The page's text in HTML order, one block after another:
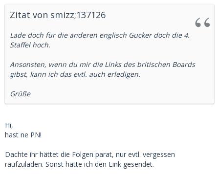
Zitat von smizz;137126
Lade doch für die anderen englisch Gucker doch die 4.
Staffel hoch.
Ansonsten, wenn du mir die Links des britischen Boards
gibst, kann ich das evtl. auch erledigen.
Grüße
Hi,
hast ne PN!
Dachte ihr hättet die Folgen parat, nur evtl. vergessen
raufzuladen. Sonst hätte ich den Link gesendet.